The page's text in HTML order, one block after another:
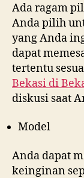
Ada ragam
Anda pilih
yang Anda
dapat
tertentu
Bekasi di
diskusi saat
Model
Anda dapat
keinginan